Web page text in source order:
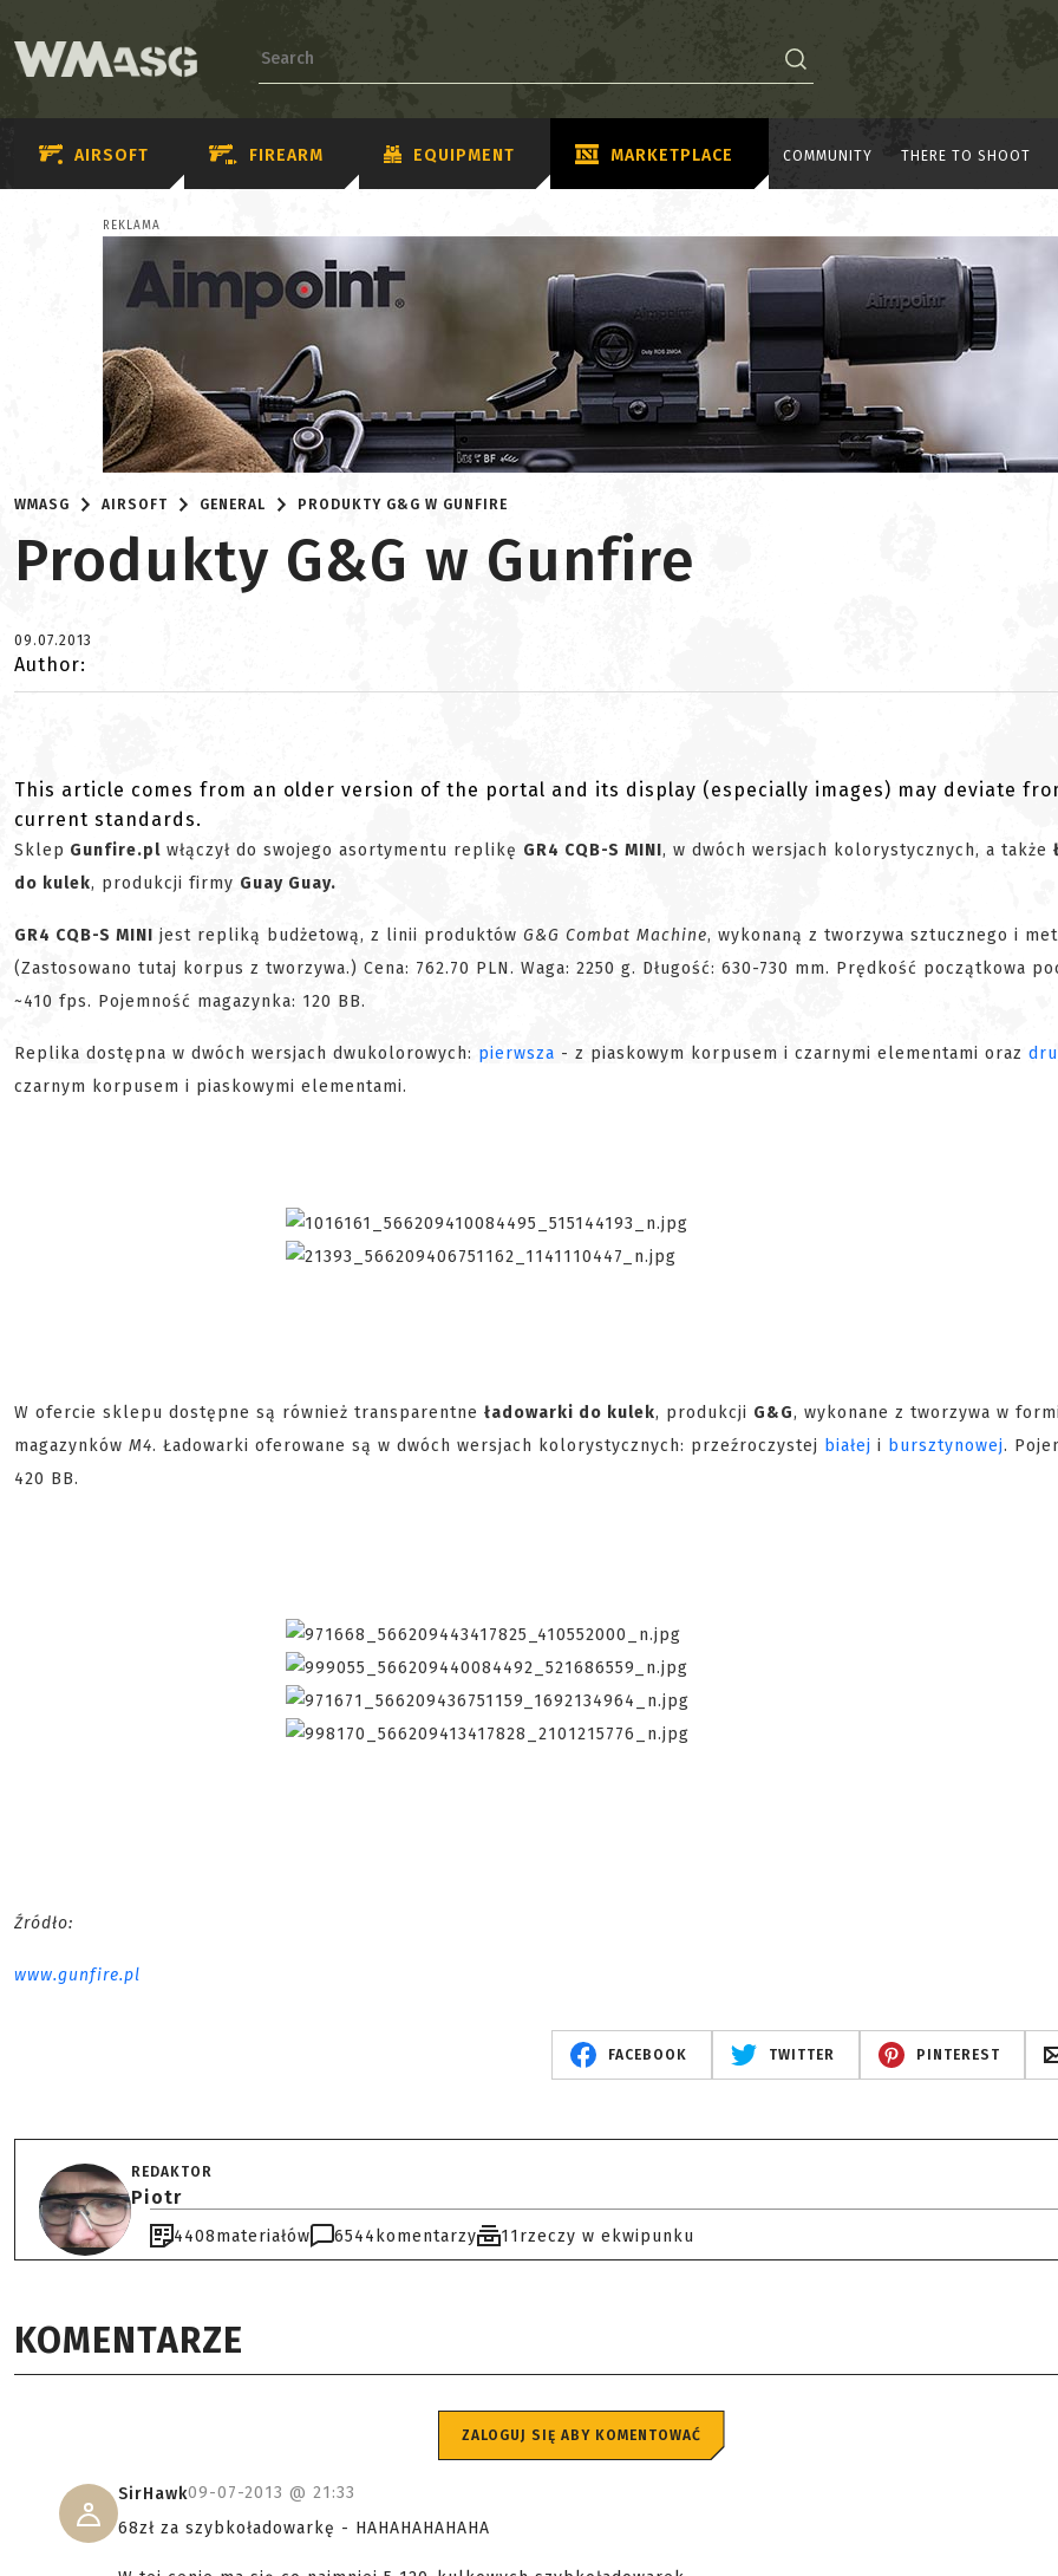
AIRSOFT FIREARM EQUIPMENT MARKETPLACE COMMUNITY THERE TO SHOOT
REKLAMA
WMASG AIRSOFT GENERAL PRODUKTY G&G W GUNFIRE
Produkty G&G w Gunfire
09.07.2013
Author:
This article comes from an older version of the portal and its display (especially images) may deviate
current standards.
Sklep Gunfire.pl włączył do swojego asortymentu replikę GR4 CQB-S MINI, w dwóch wersjach kolorystycznych, a także
do kulek, produkcji firmy Guay Guay.
GR4 CQB-S MINI jest repliką budżetową, z linii produktów G&G Combat Machine, wykonaną z tworzywa sztucznego i
(Zastosowano tutaj korpus z tworzywa.) Cena: 762.70 PLN. Waga: 2250 g. Długość: 630-730 mm. Prędkość początkowa
~410 fps. Pojemność magazynka: 120 BB.
Replika dostępna w dwóch wersjach dwukolorowych: pierwsza - z piaskowym korpusem i czarnymi elementami oraz
czarnym korpusem i piaskowymi elementami.
W ofercie sklepu dostępne są również transparentne ładowarki do kulek, produkcji G&G, wykonane z tworzywa w
magazynków M4. Ładowarki oferowane są w dwóch wersjach kolorystycznych: przeźroczystej białej i bursztynowej.
420 BB.
Źródło:
www.gunfire.pl
FACEBOOK TWITTER PINTEREST
REDAKTOR
Piotr
4408materiałów 6544 komentarzy 11rzeczy w ekwipunku
KOMENTARZE
ZALOGUJ SIĘ ABY KOMENTOWAĆ
SirHawk09-07-2013 @ 21:33
68zł za szybkoładowarkę - HAHAHAHAHAHA